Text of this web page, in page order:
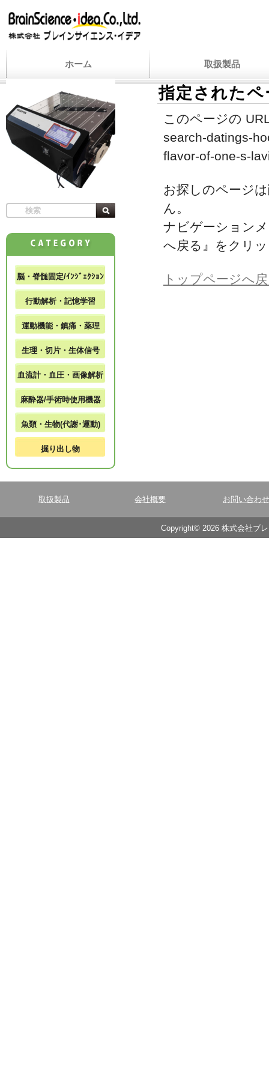
ホーム 取扱製品
指定された
このページの
search-datings-
flavor-of-one-s-
お探しのページ
ん。
ナビゲーション
へ戻る』をクリ
トップページへ
脳・脊髄固定/ｲﾝｼﾞｪｸｼｮﾝ
行動解析・記憶学習
運動機能・鎮痛・薬理
生理・切片・生体信号
血流計・血圧・画像解析
麻酔器/手術時使用機器
魚類・生物(代謝･運動)
掘り出し物
取扱製品 会社概要 お問い合わせ
Copyright© 2026 株式会社ブ